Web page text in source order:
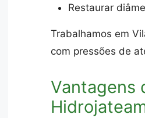
Restaurar
Trabalhamos em
com pressões de
Vantagens